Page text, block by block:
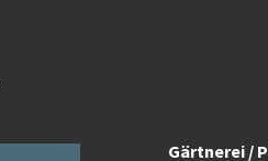
Gärtnerei /